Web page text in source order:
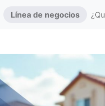
Línea de negocios